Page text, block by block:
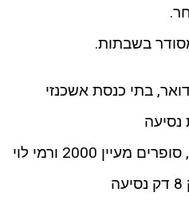
מסודר בשבתות.
עד השעה 20:00 ,דואר, בתי כנסת אשכנזי
מרכז מסחרי סופר פארם , סופרים מעיין 2000 ורמי לוי